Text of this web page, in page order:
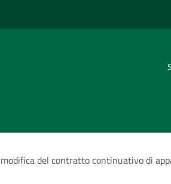
del contratto continuativo di